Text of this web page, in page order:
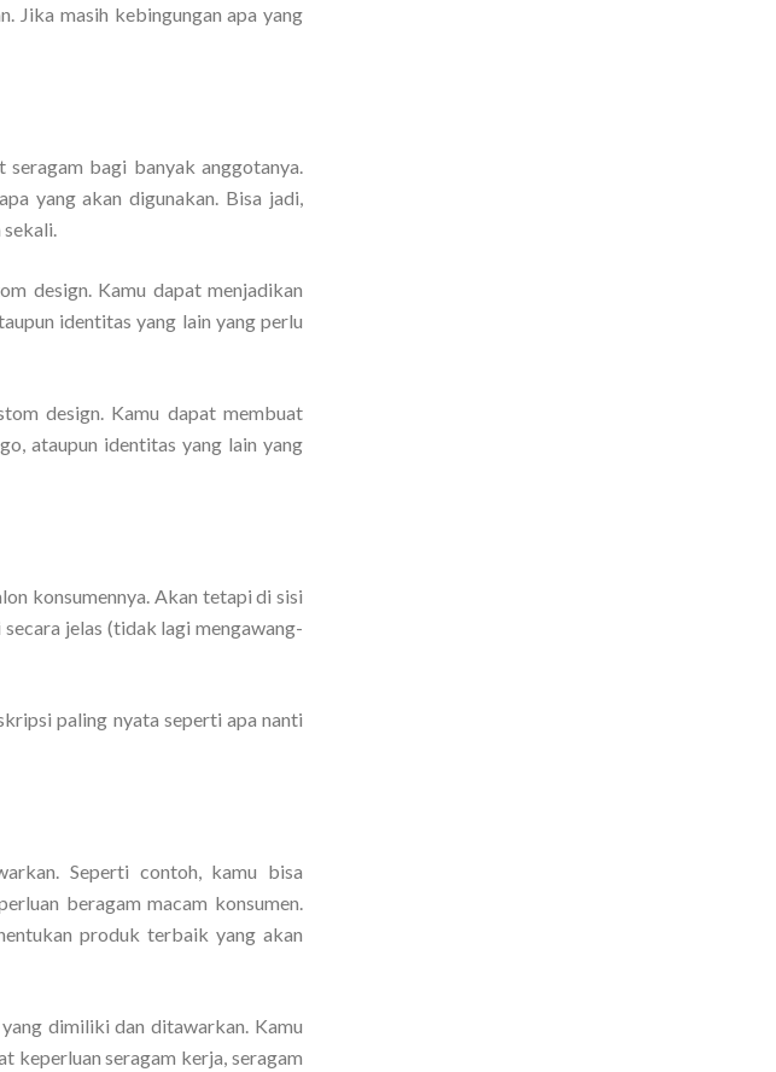
Jika masih kebingungan apa yang
bagi banyak anggotanya.
yang akan digunakan. Bisa jadi,
sekali.
design. Kamu dapat menjadikan
identitas yang lain yang perlu
design. Kamu dapat membuat
ataupun identitas yang lain yang
konsumennya. Akan tetapi di sisi
jelas (tidak lagi mengawang-
paling nyata seperti apa nanti
Seperti contoh, kamu bisa
beragam macam konsumen.
produk terbaik yang akan
dimiliki dan ditawarkan. Kamu
keperluan seragam kerja, seragam